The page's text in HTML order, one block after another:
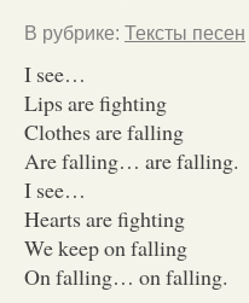
В рубрике: Тексты песен
I see…
Lips are fighting
Clothes are falling
Are falling… are falling.
I see…
Hearts are fighting
We keep on falling
On falling… on falling.